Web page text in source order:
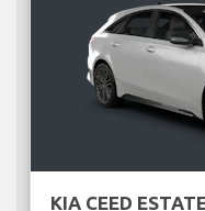
KIA CEED ESTATE